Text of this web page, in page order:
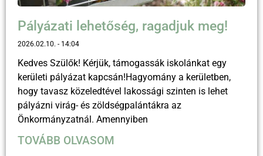
Pályázati lehetőség, ragadjuk meg!
2026.02.10. 14:04
Kedves Szülők! Kérjük, támogassák iskolánkat egy
kerületi pályázat kapcsán!Hagyomány a kerületben,
hogy tavasz közeledtével lakossági szinten is lehet
pályázni virág- és zöldségpalántákra az
Önkormányzatnál. Amennyiben
TOVÁBB OLVASOM